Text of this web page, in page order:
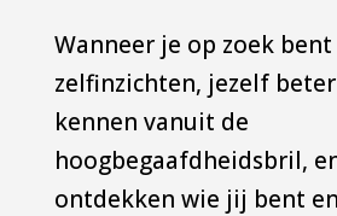
Wanneer je op zoek
zelfinzichten, jezelf
kennen vanuit de
hoogbegaafdheidsbril,
ontdekken wie jij bent